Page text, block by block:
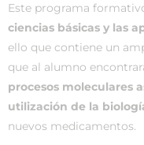
Este programa
ciencias básicas y las
ello que contiene un
que al alumno
procesos moleculares
utilización de la
nuevos medicamentos.